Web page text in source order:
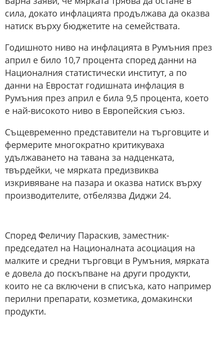
сила, докато инфлацията продължава да оказва
натиск върху бюджетите на семействата.
Годишното ниво на инфлацията в Румъния през
април е било 10,7 процента според данни на
Националния статистически институт, а по
данни на Евростат годишната инфлация в
Румъния през април е била 9,5 процента, което
е най-високото ниво в Европейския съюз.
Същевременно представители на търговците и
фермерите многократно критикуваха
удължаването на тавана за надценката,
твърдейки, че мярката предизвиква
изкривяване на пазара и оказва натиск върху
производителите, отбелязва Диджи 24.
Според Феличиу Параскив, заместник-
председател на Националната асоциация на
малките и средни търговци в Румъния, мярката
е довела до поскъпване на други продукти,
които не са включени в списъка, като например
перилни препарати, козметика, домакински
продукти.